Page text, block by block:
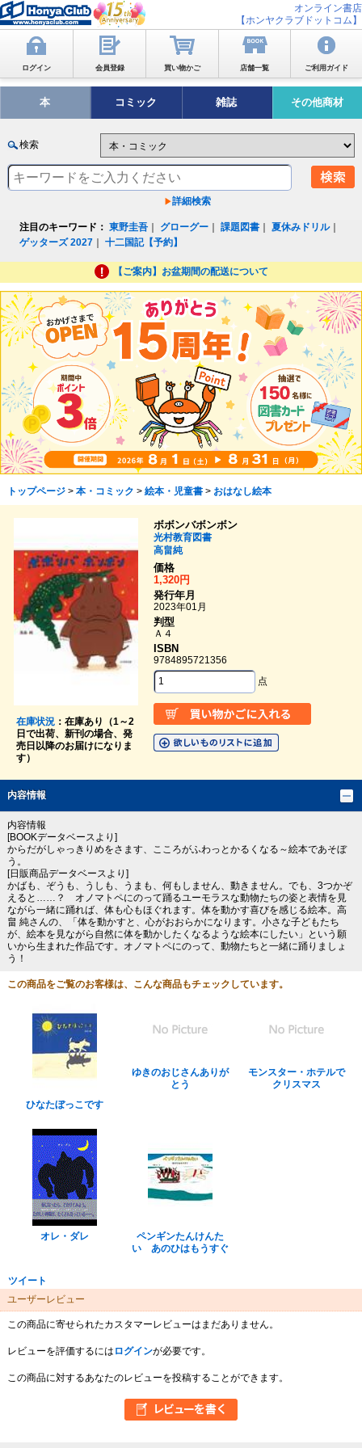
オンライン書店
【ホンヤクラブドットコム】
ログイン 会員登録 買い物かご 店舗一覧 ご利用ガイド
本 コミック 雑誌 その他商材
検索
詳細検索
注目のキーワード： 東野圭吾 グローグー ｜課題図書 ｜夏休みドリル｜
ゲッターズ 2027 ｜十二国記【予約】
【ご案内】お盆期間の配送について
トップページ> 本・コミック > 絵本・児童書> おはなし絵本
在庫状況：在庫あり（1～2
日で出荷、新刊の場合、発
売日以降のお届けになりま
す）
ボボンバボンボン
光村教育図書
高畠純
価格
1,320円
発行年月
2023年01月
判型
Ａ４
ISBN
9784895721356
点
内容情報
内容情報
[BOOKデータベースより]
からだがしゃっきりめをさます、こころがふわっとかるくなる～絵本であそぼ
う。
[日販商品データベースより]
かばも、ぞうも、うしも、うまも、何もしません、動きません。でも、3つかぞ
えると……？ オノマトペにのって踊るユーモラスな動物たちの姿と表情を見
ながら一緒に踊れば、体も心もほぐれます。体を動かす喜びを感じる絵本。高
畠 純さんの、「体を動かすと、心がおおらかになります。小さな子どもたち
が、絵本を見ながら自然に体を動かしたくなるような絵本にしたい」という願
いから生まれた作品です。オノマトペにのって、動物たちと一緒に踊りましょ
う！
この商品をご覧のお客様は、こんな商品もチェックしています。
ひなたぼっこです
ゆきのおじさんありが
とう
モンスター・ホテルで
クリスマス
オレ・ダレ
ペンギンたんけんた
い あのひはもうすぐ
ツイート
ユーザーレビュー
この商品に寄せられたカスタマーレビューはまだありません。
レビューを評価するには ログインが必要です。
この商品に対するあなたのレビューを投稿することができます。